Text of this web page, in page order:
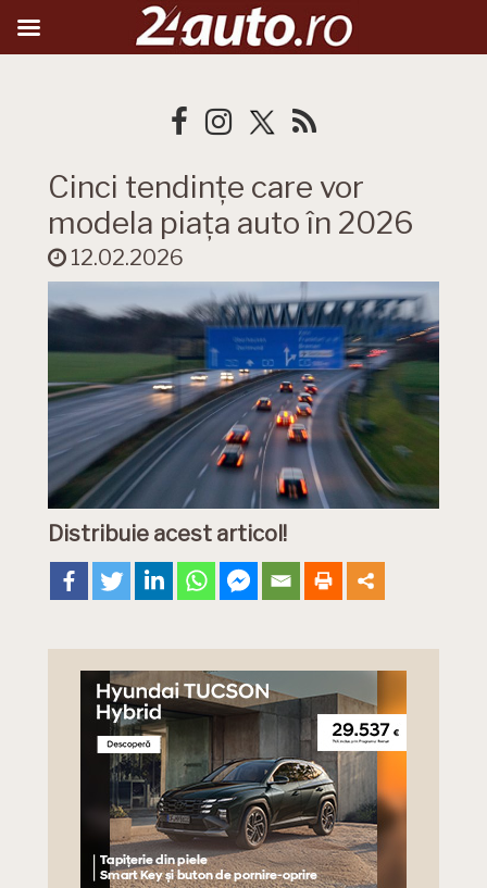
Cinci tendințe care vor
modela piața auto în 2026
12.02.2026
Distribuie acest articol!